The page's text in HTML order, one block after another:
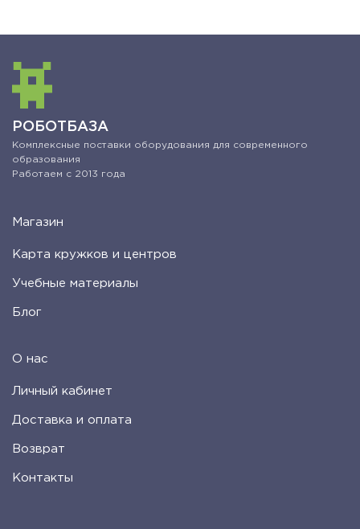
РОБОТБАЗА
Комплексные поставки оборудования для современного
образования
Работаем с 2013 года
Магазин
Карта кружков и центров
Учебные материалы
Блог
О нас
Личный кабинет
Доставка и оплата
Возврат
Контакты